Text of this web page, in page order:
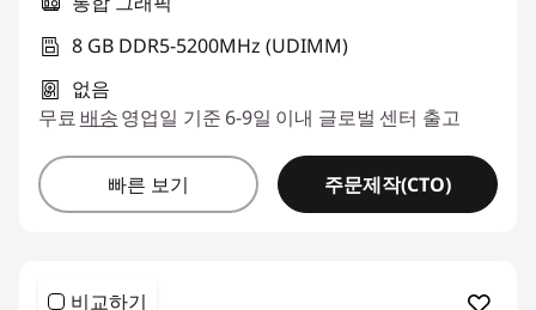
8 GB DDR5-5200MHz (UDIMM)
없음
무료 배송영업일 기준 6-9일 이내 글로벌 센터 출고
빠른 보기 주문제작(CTO)
비교하기